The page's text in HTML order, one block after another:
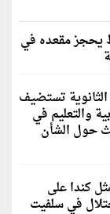
يحجز مقعده في
تستضيف
والتعليم في
حول الشأن
كندا على
في سلفيت